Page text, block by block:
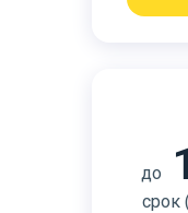
до
срок